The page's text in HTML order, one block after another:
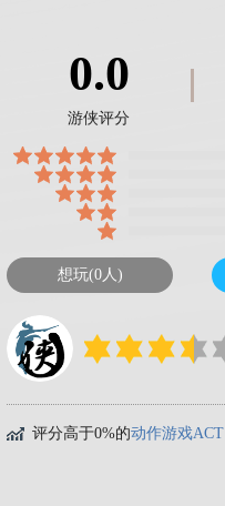
0.0
游侠评分
想玩(0人)
评分高于0%的动作游戏ACT